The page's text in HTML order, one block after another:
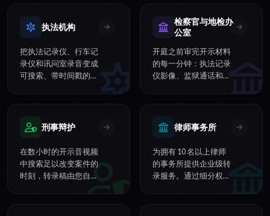
执法机构
把执法记录仪、行车记
录仪和讯问室录音变成
可搜索、带时间戳的转
检察官与地检办
公室
开庭之前审完开示材料
的每一分钟：执法记录
仪影像、监狱通话和审
刑事辩护
在数小时的开示音视频
中搜索足以改变案件的
时刻，转录稿由您自己
律师事务所
为拥有 10 名以上律师
的事务所提供企业级转
录服务。通过细分权限